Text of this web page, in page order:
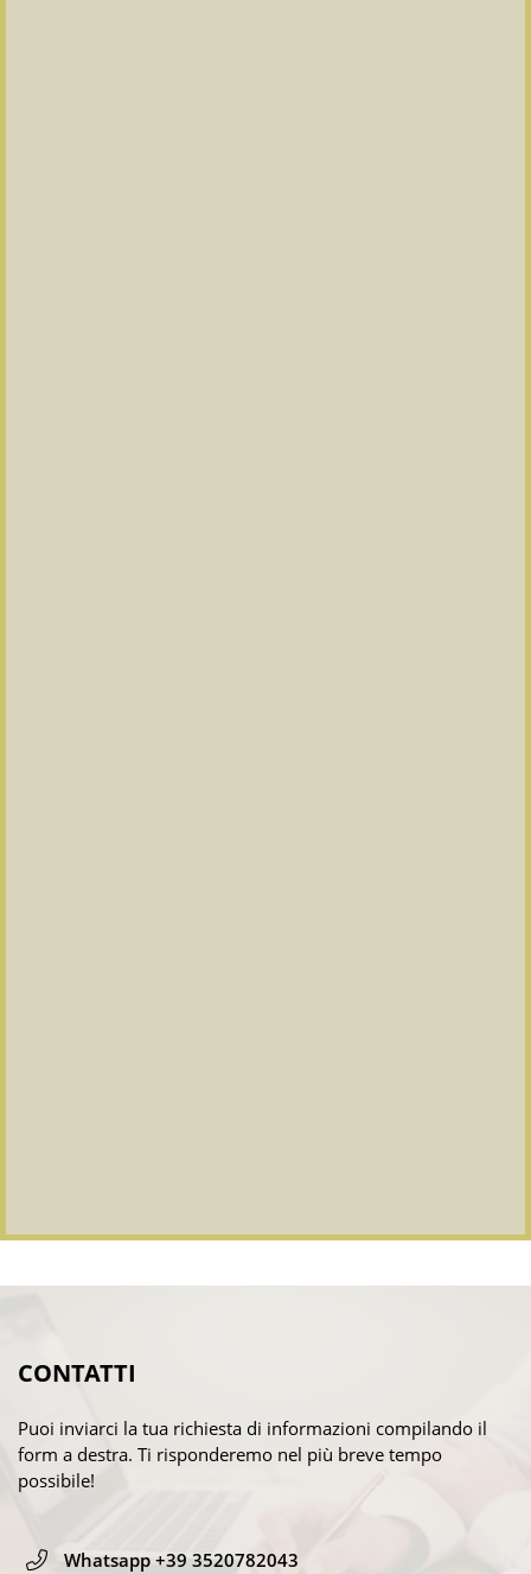
CONTATTI
Puoi inviarci la tua richiesta di informazioni compilando il
form a destra. Ti risponderemo nel più breve tempo
possibile!
Whatsapp +39 3520782043